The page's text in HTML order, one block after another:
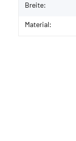
Breite:
Material: